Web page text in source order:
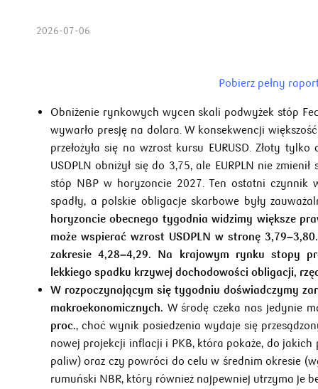
2026-07-06
Pobierz pełny
Obniżenie rynkowych wycen skali podwyżek stóp
wywarło presję na dolara. W konsekwencji
przełożyła się na wzrost kursu EURUSD. Złoty
USDPLN obniżył się do 3,75, ale EURPLN nie
stóp NBP w horyzoncie 2027. Ten ostatni czynnik
spadły, a polskie obligacje skarbowe były
horyzoncie obecnego tygodnia widzimy większe
może wspierać wzrost USDPLN w stronę
zakresie 4,28–4,29. Na krajowym rynku stopy
lekkiego spadku krzywej dochodowości obligacji,
W rozpoczynającym się tygodniu doświadczymy
makroekonomicznych. W środę czeka nas jedynie
proc., choć wynik posiedzenia wydaje się
nowej projekcji inflacji i PKB, która pokaże, do
paliw) oraz czy powróci do celu w średnim okresie
rumuński NBR, który również najpewniej utrzyma je